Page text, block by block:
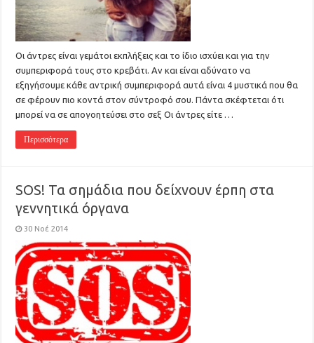
Οι άντρες είναι γεμάτοι εκπλήξεις και το ίδιο ισχύει και για την
συμπεριφορά τους στο κρεβάτι. Αν και είναι αδύνατο να
εξηγήσουμε κάθε αντρική συμπεριφορά αυτά είναι 4 μυστικά που θα
σε φέρουν πιο κοντά στον σύντροφό σου. Πάντα σκέφτεται ότι
μπορεί να σε απογοητεύσει στο σεξ Οι άντρες είτε …
Περισσότερα
SOS! Τα σημάδια που δείχνουν έρπη στα
γεννητικά όργανα
30 Νοέ 2014